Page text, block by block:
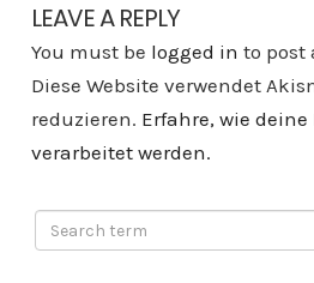
LEAVE A REPLY
You must be logged in to post
Diese Website verwendet
reduzieren. Erfahre, wie
verarbeitet werden.